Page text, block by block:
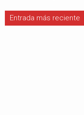
Entrada más reciente